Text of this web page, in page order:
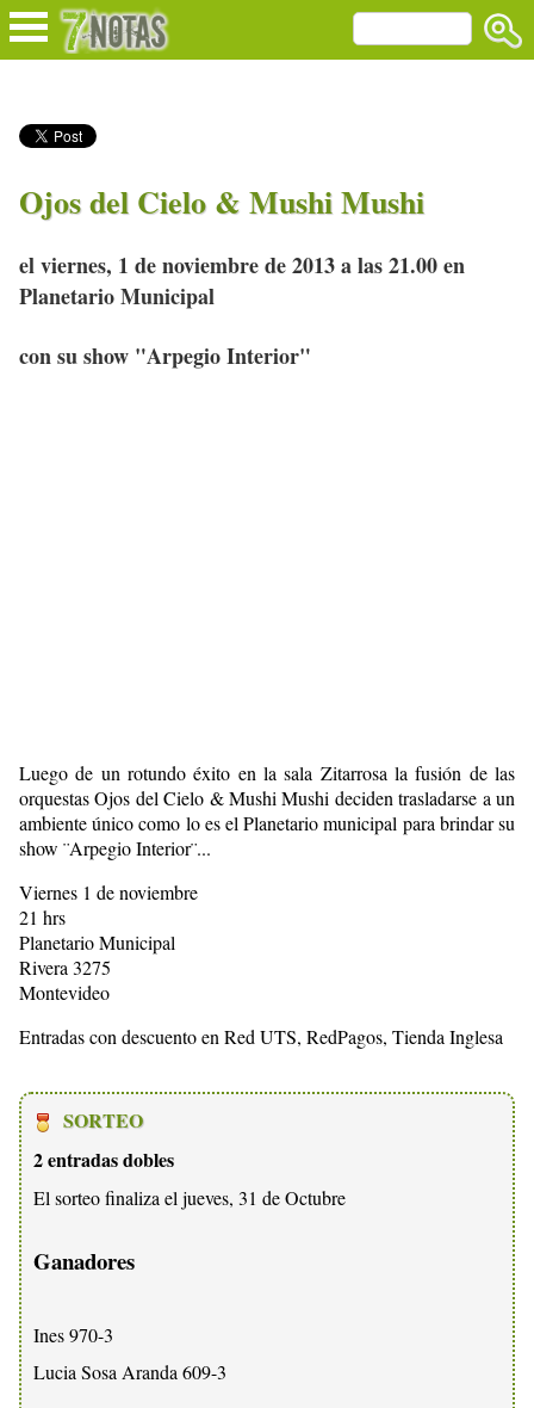
Ojos del Cielo & Mushi Mushi
el viernes, 1 de noviembre de 2013 a las 21.00 en
Planetario Municipal
con su show "Arpegio Interior"
Luego de un rotundo éxito en la sala Zitarrosa la fusión de las
orquestas Ojos del Cielo & Mushi Mushi deciden trasladarse a un
ambiente único como lo es el Planetario municipal para brindar su
show ¨Arpegio Interior¨...
Viernes 1 de noviembre
21 hrs
Planetario Municipal
Rivera 3275
Montevideo
Entradas con descuento en Red UTS, RedPagos, Tienda Inglesa
SORTEO
2 entradas dobles
El sorteo finaliza el jueves, 31 de Octubre
Ganadores
Ines 970-3
Lucia Sosa Aranda 609-3